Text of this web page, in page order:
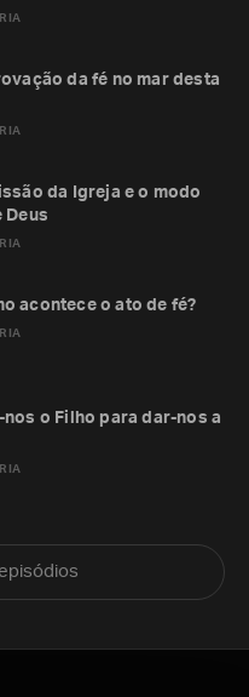
da fé no mar desta
da Igreja e o modo
Deus
acontece o ato de fé?
nos o Filho para dar-nos a